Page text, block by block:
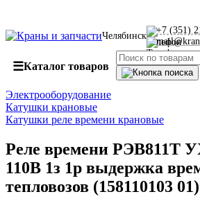
Челябинск
+7 (351)
☰Каталог товаров
Электрооборудование
Катушки крановые
Катушки реле времени крановые
Реле времени РЭВ811Т
110В 1з 1р выдержка
тепловозов (158110103 01)